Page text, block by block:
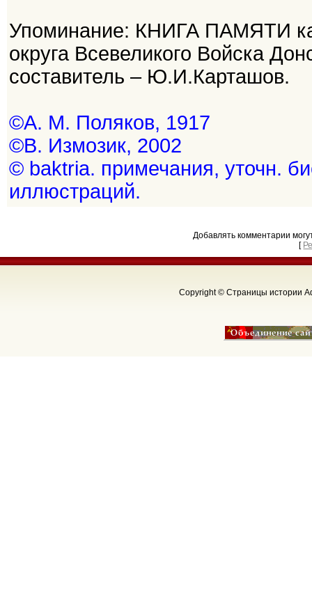
Упоминание: КНИГА ПАМЯТИ
округа Всевеликого Войска
составитель – Ю.И.Карташов.
©А. М. Поляков, 1917
©В. Измозик, 2002
© baktria. примечания, уточн.
иллюстраций.
Добавлять комментарии
[
Copyright © Страницы истории